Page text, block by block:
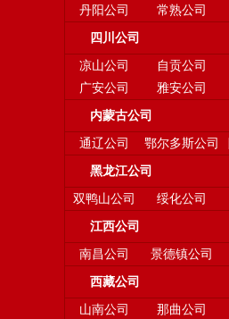
丹阳公司
常熟公司
四川公司
凉山公司 自贡公司
广安公司
雅安公司
内蒙古公司
通辽公司 鄂尔多斯公司
黑龙江公司
双鸭山公司 绥化公司
江西公司
南昌公司 景德镇公司
西藏公司
山南公司 那曲公司